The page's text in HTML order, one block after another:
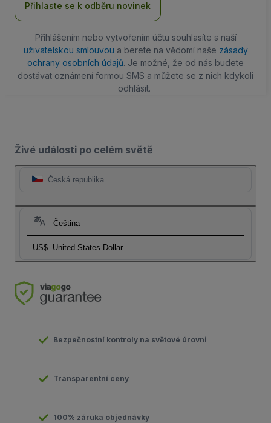
Přihlaste se k odběru novinek
Přihlášením nebo vytvořením účtu souhlasíte s naší
uživatelskou smlouvou a berete na vědomí naše zásady
ochrany osobních údajů. Je možné, že od nás budete
dostávat oznámení formou SMS a můžete se z nich kdykoli
odhlásit.
Živé události po celém světě
Česká republika
Čeština
US$ United States Dollar
Bezpečnostní kontroly na světové úrovni
Transparentní ceny
100% záruka objednávky